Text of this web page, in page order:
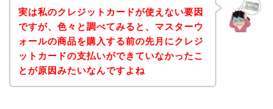
実は私のクレジットカードが使えない要因
ですが、色々と調べてみると、マスターウ
ォールの商品を購入する前の先月にクレジ
ットカードの支払いができていなかったこ
とが原因みたいなんですよね